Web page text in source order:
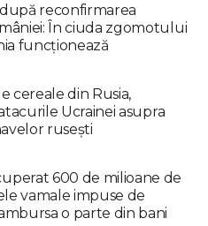
reconfirmarea
În ciuda zgomotului
funcţionează
cereale din Rusia,
Ucrainei asupra
rusești
600 de milioane de
vamale impuse de
o parte din bani